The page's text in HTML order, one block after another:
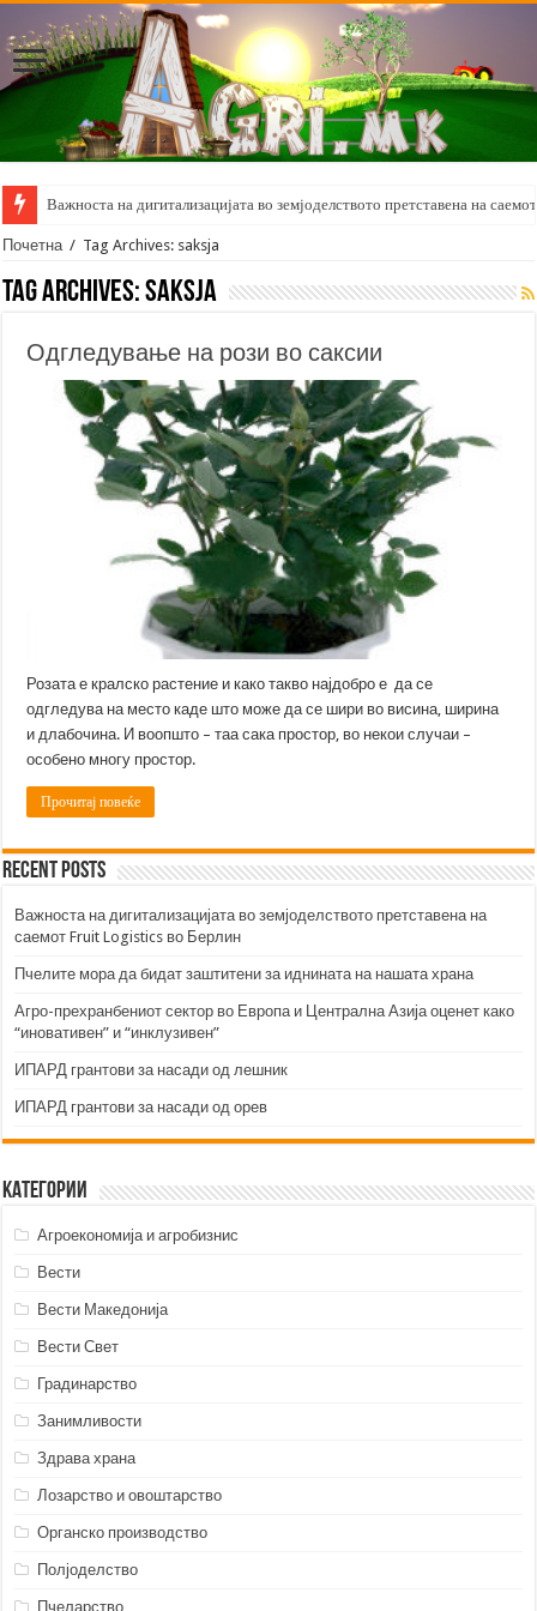
Важноста на дигитализацијата во земјоделството претставена на
Почетна / Tag Archives: saksja
Tag Archives:saksja
Одгледување на рози во саксии
Розата е кралско растение и како такво најдобро е да се
одгледува на место каде што може да се шири во висина, ширина
и длабочина. И воопшто – таа сака простор, во некои случаи –
особено многу простор.
Прочитај повеќе
Recent Posts
Важноста на дигитализацијата во земјоделството претставена на
саемот Fruit Logistics во Берлин
Пчелите мора да бидат заштитени за иднината на нашата храна
Агро-прехранбениот сектор во Европа и Централна Азија оценет како
“иновативен” и “инклузивен”
ИПАРД грантови за насади од лешник
ИПАРД грантови за насади од орев
Категории
Агроекономија и агробизнис
Вести
Вести Македонија
Вести Свет
Градинарство
Занимливости
Здрава храна
Лозарство и овоштарство
Органско производство
Полјоделство
Пчеларство